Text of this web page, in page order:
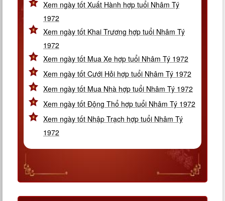
Xem ngày tốt Xuất Hành hợp tuổi Nhâm Tý
1972
Xem ngày tốt Khai Trương hợp tuổi Nhâm Tý
1972
Xem ngày tốt Mua Xe hợp tuổi Nhâm Tý 1972
Xem ngày tốt Cưới Hỏi hợp tuổi Nhâm Tý 1972
Xem ngày tốt Mua Nhà hợp tuổi Nhâm Tý 1972
Xem ngày tốt Động Thổ hợp tuổi Nhâm Tý 1972
Xem ngày tốt Nhập Trạch hợp tuổi Nhâm Tý
1972